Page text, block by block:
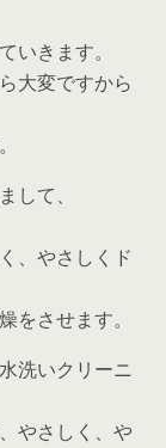
いきます。
大変ですから
して、
、やさしくド
をさせます。
洗いクリーニ
やさしく、や